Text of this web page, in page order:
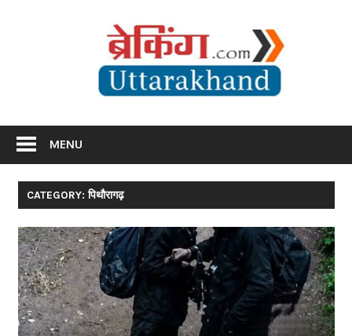
MENU
CATEGORY: पिथौरागढ़